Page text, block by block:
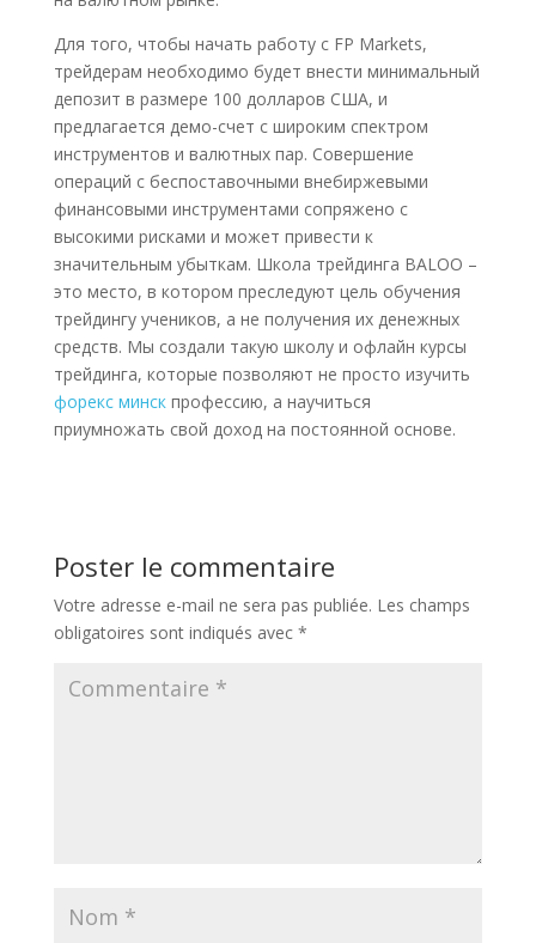
Для того, чтобы начать работу с FP Markets,
трейдерам необходимо будет внести минимальный
депозит в размере 100 долларов США, и
предлагается демо-счет с широким спектром
инструментов и валютных пар. Совершение
операций с беспоставочными внебиржевыми
финансовыми инструментами сопряжено с
высокими рисками и может привести к
значительным убыткам. Школа трейдинга BALOO –
это место, в котором преследуют цель обучения
трейдингу учеников, а не получения их денежных
средств. Мы создали такую школу и офлайн курсы
трейдинга, которые позволяют не просто изучить
форекс минскпрофессию, а научиться
приумножать свой доход на постоянной основе.
Poster le commentaire
Votre adresse e-mail ne sera pas publiée. Les champs
obligatoires sont indiqués avec *